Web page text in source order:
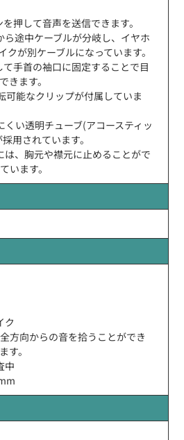
押して音声を送信できます。
ら途中ケーブルが分岐し、イヤホ
クが別ケーブルになっています。
手首の袖口に固定することで目
きます。
可能なクリップが付属していま
い透明チューブ(アコースティッ
用されています。
は、胸元や襟元に止めることがで
います。
ク
方向からの音を拾うことができ
す。
中